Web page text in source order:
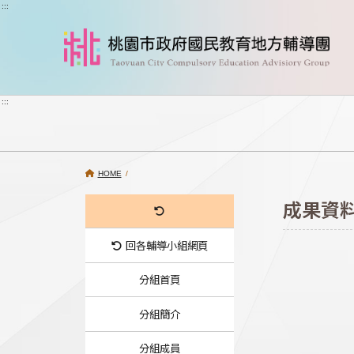
跳到主要內容
:::
:::
HOME /
回各輔導小組網頁
分組首頁
分組簡介
分組成員
成果資